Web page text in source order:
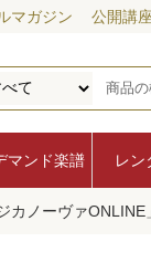
マガジン 公開講座
マンド楽譜 レン
カノーヴァ